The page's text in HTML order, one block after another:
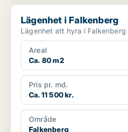
Lägenhet i Falkenberg
Lägenhet i Falkenberg
Areal
Ca. 80 m2
Pris pr. md.
Ca. 11 500 kr.
Område
Falkenberg